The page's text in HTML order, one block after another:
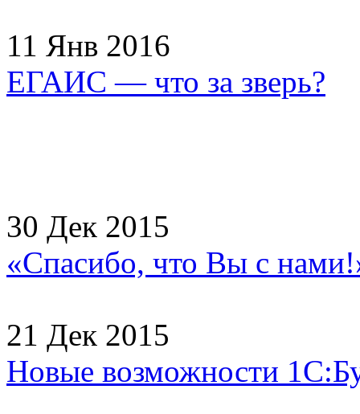
11 Янв 2016
ЕГАИС — что за зверь?
30 Дек 2015
«Спасибо, что Вы с
21 Дек 2015
Новые возможности